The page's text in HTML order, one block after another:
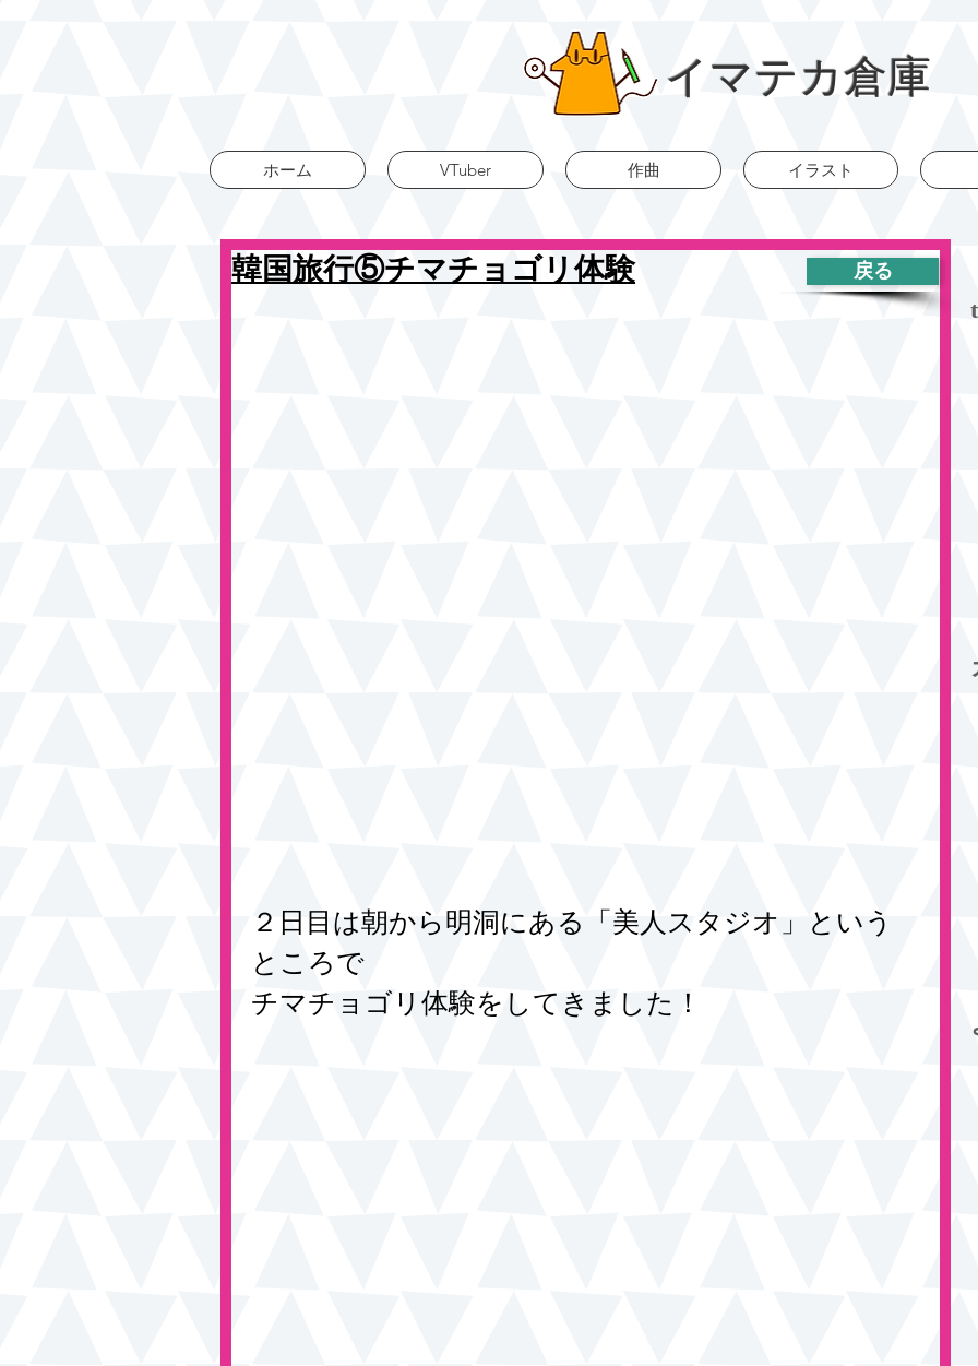
イマテカ倉庫
ホーム VTuber 作曲 イラスト
韓国旅行⑤チマチョゴリ体験
２日目は朝から明洞にある「美人スタジオ」という
ところで
チマチョゴリ体験をしてきました！
戻る